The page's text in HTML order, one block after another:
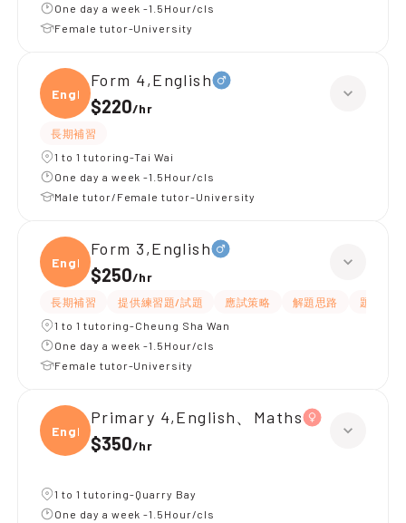
One day a week -1.5Hour/cls
Female tutor-University
Engli
Form 4,English
$220/hr
長期補習
1 to 1 tutoring-Tai Wai
One day a week -1.5Hour/cls
Male tutor/Female tutor-University
Engli
Form 3,English
$250/hr
長期補習 提供練習題/試題 應試策略 解題思路
題目講解
1 to 1 tutoring-Cheung Sha Wan
One day a week -1.5Hour/cls
Female tutor-University
Engli
Primary 4,English、Maths
$350/hr
1 to 1 tutoring-Quarry Bay
One day a week -1.5Hour/cls